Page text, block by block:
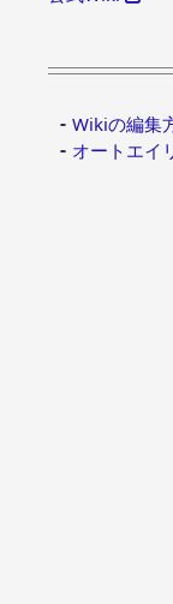
Wikiの編集
オートエイ